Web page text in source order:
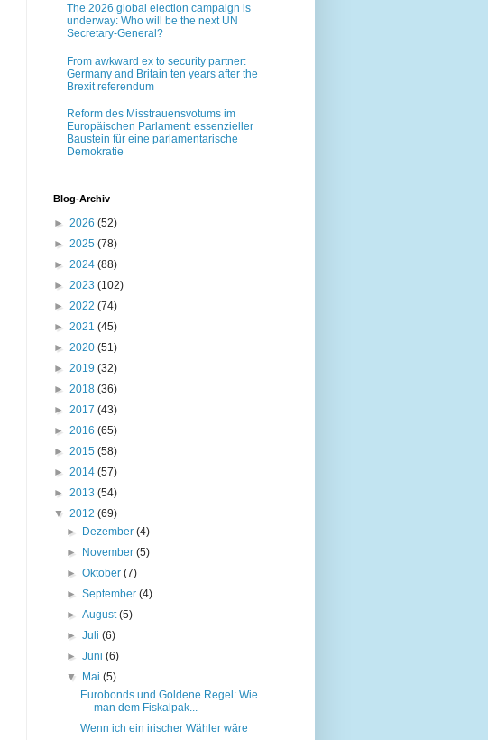
The 2026 global election campaign is
underway: Who will be the next UN
Secretary-General?
From awkward ex to security partner:
Germany and Britain ten years after the
Brexit referendum
Reform des Misstrauensvotums im
Europäischen Parlament: essenzieller
Baustein für eine parlamentarische
Demokratie
Blog-Archiv
► 2026 (52)
► 2025 (78)
► 2024 (88)
► 2023 (102)
► 2022 (74)
► 2021 (45)
► 2020 (51)
► 2019 (32)
► 2018 (36)
► 2017 (43)
► 2016 (65)
► 2015 (58)
► 2014 (57)
► 2013 (54)
▼ 2012 (69)
► Dezember(4)
► November(5)
►Oktober(7)
►September(4)
►August(5)
►Juli(6)
►Juni(6)
▼ Mai(5)
Eurobonds und Goldene Regel: Wie
man dem Fiskalpak...
Wenn ich ein irischer Wähler wäre